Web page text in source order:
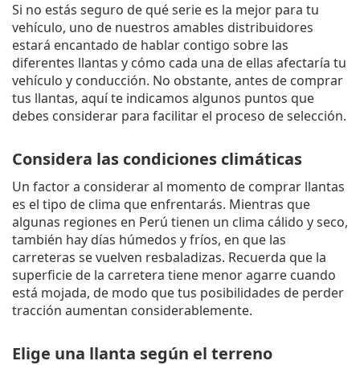
Si no estás seguro de qué serie es la mejor para tu
vehículo, uno de nuestros amables distribuidores
estará encantado de hablar contigo sobre las
diferentes llantas y cómo cada una de ellas afectaría tu
vehículo y conducción. No obstante, antes de comprar
tus llantas, aquí te indicamos algunos puntos que
debes considerar para facilitar el proceso de selección.
Considera las condiciones climáticas
Un factor a considerar al momento de comprar llantas
es el tipo de clima que enfrentarás. Mientras que
algunas regiones en Perú tienen un clima cálido y seco,
también hay días húmedos y fríos, en que las
carreteras se vuelven resbaladizas. Recuerda que la
superficie de la carretera tiene menor agarre cuando
está mojada, de modo que tus posibilidades de perder
tracción aumentan considerablemente.
Elige una llanta según el terreno